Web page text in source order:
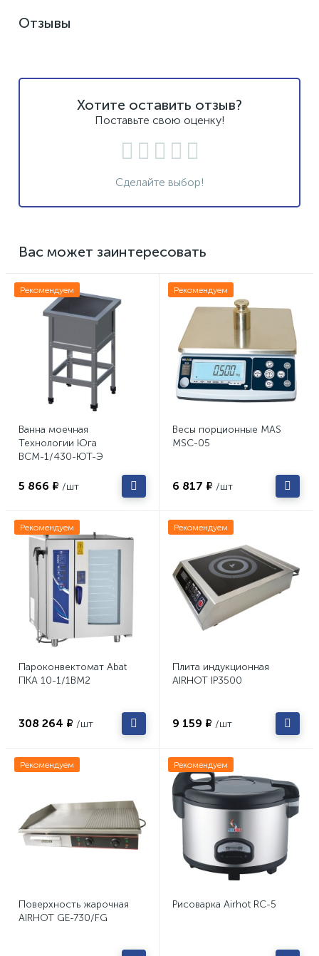
Отзывы
Хотите оставить отзыв?
Поставьте свою оценку!
Сделайте выбор!
Вас может заинтересовать
Рекомендуем
Ванна моечная
Технологии Юга
ВСМ-1/430-ЮТ-Э
5 866 ₽ /шт
Рекомендуем
Весы порционные MAS
MSC-05
6 817 ₽ /шт
Рекомендуем
Пароконвектомат Abat
ПКА 10-1/1ВМ2
308 264 ₽ /шт
Рекомендуем
Плита индукционная
AIRHOT IP3500
9 159 ₽ /шт
Рекомендуем
Поверхность жарочная
AIRHOT GE-730/FG
Рекомендуем
Рисоварка Airhot RC-5